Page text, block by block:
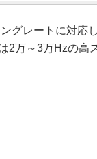
グレートに対応
2万～3万Hzの高